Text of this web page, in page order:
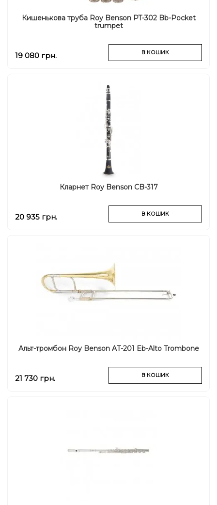
Кишенькова труба Roy Benson PT-302 Bb-Pocket
trumpet
19 080 грн. В КОШИК
Кларнет Roy Benson CB-317
20 935 грн. В КОШИК
Альт-тромбон Roy Benson AT-201 Eb-Alto Trombone
21 730 грн. В КОШИК